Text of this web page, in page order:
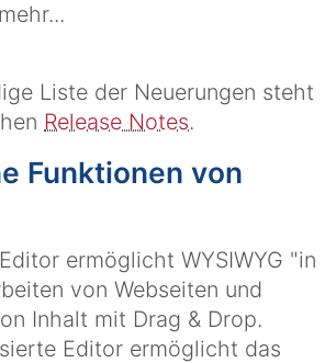
Liste der Neuerungen steht
Release Notes.
Funktionen von
ermöglicht WYSIWYG "in
von Webseiten und
Inhalt mit Drag & Drop.
Editor ermöglicht das